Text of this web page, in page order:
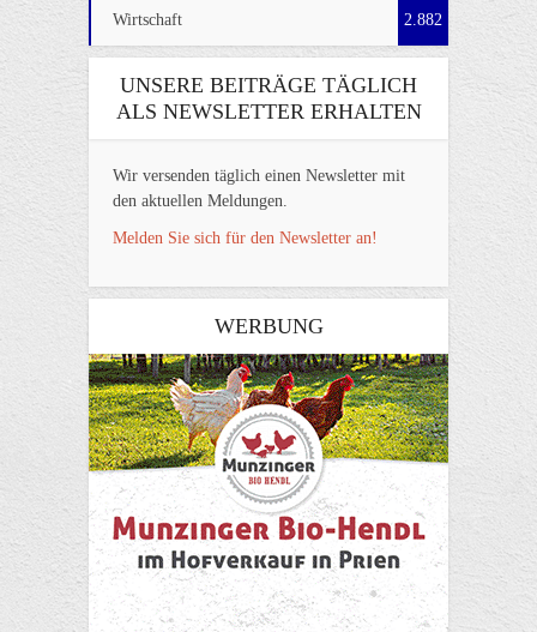
Wirtschaft 2.882
UNSERE BEITRÄGE TÄGLICH
ALS NEWSLETTER ERHALTEN
Wir versenden täglich einen Newsletter mit
den aktuellen Meldungen.
Melden Sie sich für den Newsletter an!
WERBUNG